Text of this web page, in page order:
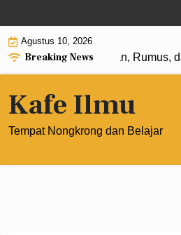
to
contentAgustus 10, 2026
Breaking News
Pangkat 0: Pengertian, Rumus,
Kafe Ilmu
Tempat Nongkrong dan Belajar